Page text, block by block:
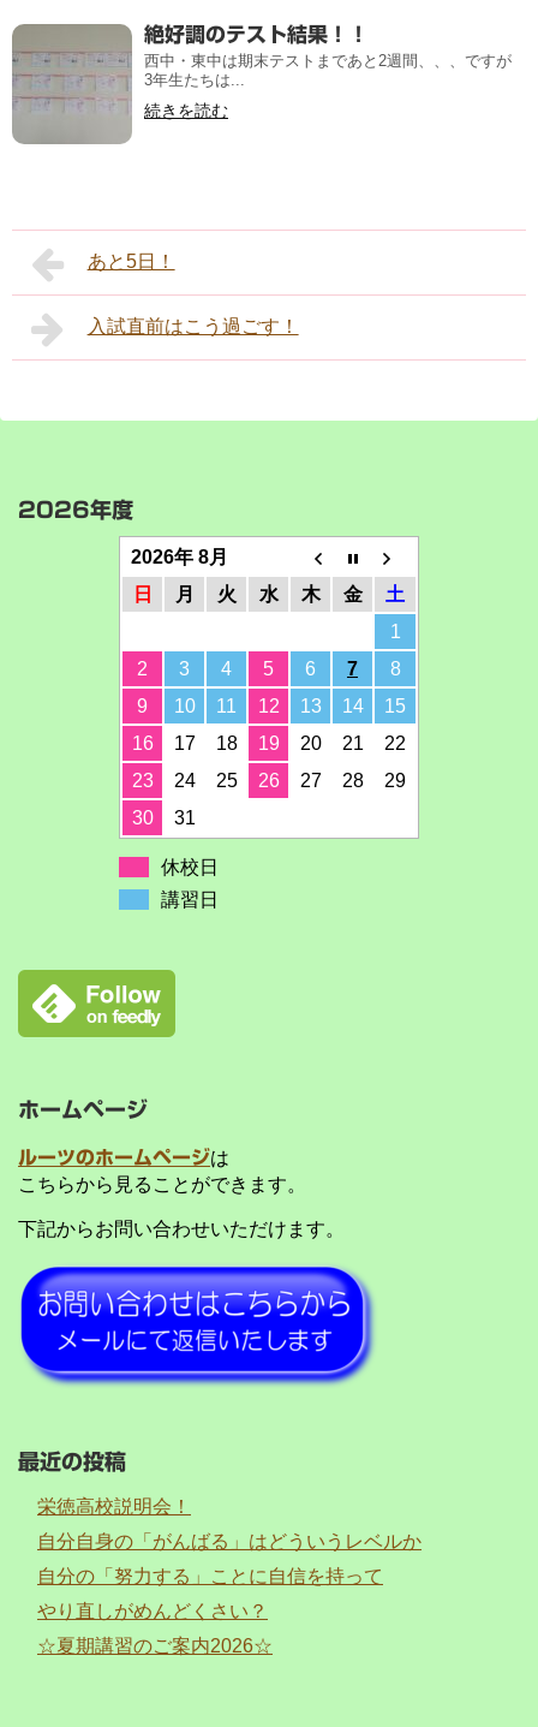
絶好調のテスト結果！！
西中・東中は期末テストまであと2週間、、、ですが
3年生たちは...
続きを読む
あと5日！
入試直前はこう過ごす！
2026年度
2026年 8月
日
月 火 水 木 金
土
1
2
3 4 5 6 7
8
9
10 11 12 13 14
15
16
17 18 19 20 21
22
23
24 25 26 27 28
29
30
31
休校日
講習日
ホームページ
ルーツのホームページは
こちらから見ることができます。
下記からお問い合わせいただけます。
最近の投稿
栄徳高校説明会！
自分自身の「がんばる」はどういうレベルか
自分の「努力する」ことに自信を持って
やり直しがめんどくさい？
☆夏期講習のご案内2026☆